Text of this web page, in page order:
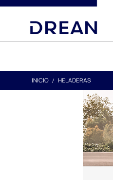
text.skipToContent
text.skipToNavigation
INICIO HELADERAS